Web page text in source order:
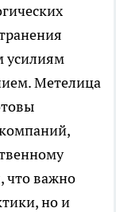
усилиям
Метелица
что важно
но и